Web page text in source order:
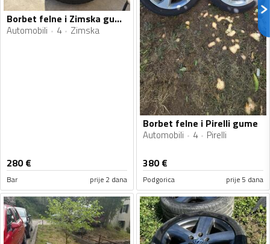
Borbet felne i Zimska gume
Automobili 4 Zimska
280€
Bar prije 2 dana
Borbet felne i Pirelli gume
Automobili 4 Pirelli
380€
Podgorica prije 5 dana